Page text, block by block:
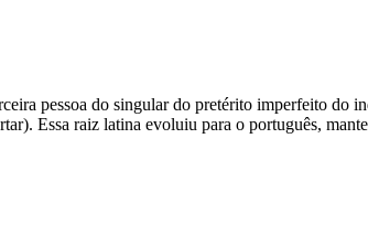
pessoa do singular do pretérito imperfeito
Essa raiz latina evoluiu para o português,